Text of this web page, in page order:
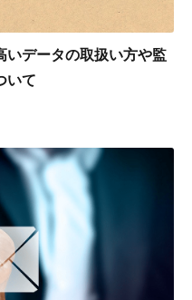
いデータの取扱い方や監
いて